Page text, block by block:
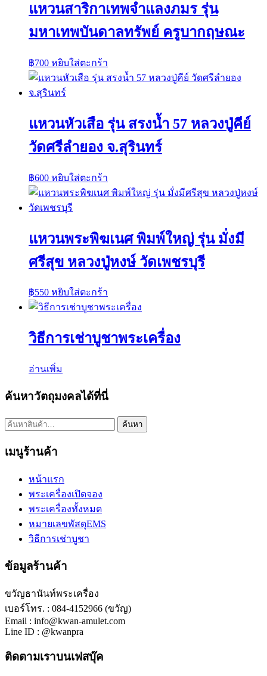
แหวนสาริกาเทพจำแลงภมร รุ่น
มหาเทพบันดาลทรัพย์ ครูบากฤษณะ
฿700 หยิบใส่ตะกร้า
แหวนหัวเสือ รุ่น สรงน้ำ 57 หลวงปู่คีย์
วัดศรีลำยอง จ.สุรินทร์
฿600 หยิบใส่ตะกร้า
แหวนพระพิฆเนศ พิมพ์ใหญ่ รุ่น มั่งมี
ศรีสุข หลวงปู่หงษ์ วัดเพชรบุรี
฿550 หยิบใส่ตะกร้า
วิธีการเช่าบูชาพระเครื่อง
อ่านเพิ่ม
ค้นหาวัตถุมงคลได้ที่นี่
ค้นหา: ค้นหา
เมนูร้านค้า
หน้าแรก
พระเครื่องเปิดจอง
พระเครื่องทั้งหมด
หมายเลขพัสดุEMS
วิธีการเช่าบูชา
ข้อมูลร้านค้า
ขวัญธานันท์พระเครื่อง
เบอร์โทร. : 084-4152966 (ขวัญ)
Email : info@kwan-amulet.com
Line ID : @kwanpra
ติดตามเราบนเฟสบุ๊ค